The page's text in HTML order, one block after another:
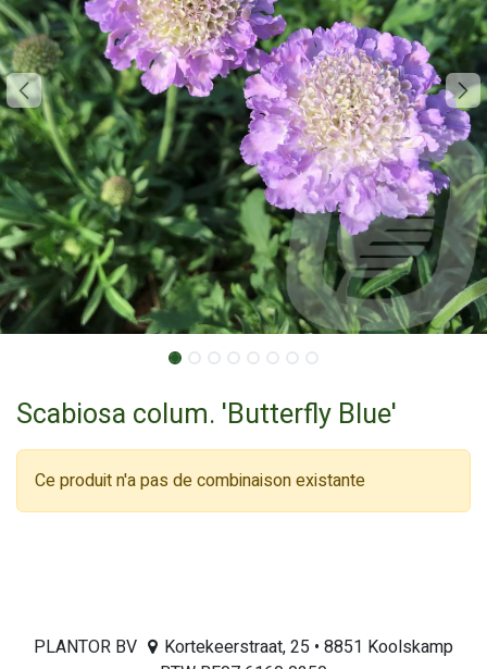
Scabiosa colum. 'Butterfly Blue'
Ce produit n'a pas de combinaison existante
PLANTOR BV
Kortekeerstraat, 25 • 8851 Koolskamp